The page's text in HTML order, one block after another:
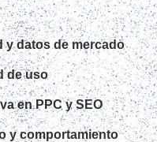
y datos de mercado
de uso
en PPC y SEO
y comportamiento